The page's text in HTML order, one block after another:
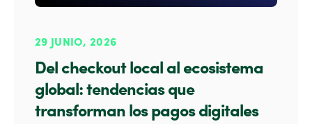
29 JUNIO, 2026
Del checkout local al ecosistema
global: tendencias que
transforman los pagos digitales